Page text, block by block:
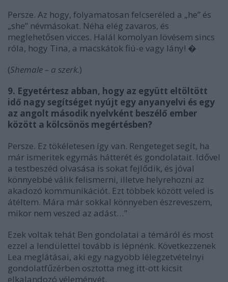
Persze. Az hogy, folyamatosan felcseréled a „he” és
„she” névmásokat. Néha elég zavaros, és
meglehetősen vicces. Halál komolyan lövésem sincs
róla, hogy Tina, a macskátok fiú-e vagy lány! �
(Shemale – a szerk.)
9. Egyetértesz abban, hogy az együtt eltöltött
idő nagy segítséget nyújt egy anyanyelvi és egy
az angolt második nyelvként beszélő ember
között a kölcsönös megértésben?
Persze. Ez tökéletesen így van. Rengeteget segít, ha
már ismeritek egymás hátterét és gondolatait. Idővel
a testbeszéd olvasása is sokat fejlődik, és jóval
könnyebbé válik felismerni, illetve helyrehozni az
akadozó kommunikációt. Ezt többek között veled is
átéltem. Mára már sokkal könnyeben észreveszem,
mikor nem veszed az adást…"
Ezek voltak tehát Ben gondolatai a témáról és most
ezzel a lendülettel tovább is lépnénk. Következzenek
Lea meglátásai, aki egy nagyobb lélegzetvételnyi
gondolatfűzérben osztotta meg itt-ott kicsit
elkalandozó véleményét.